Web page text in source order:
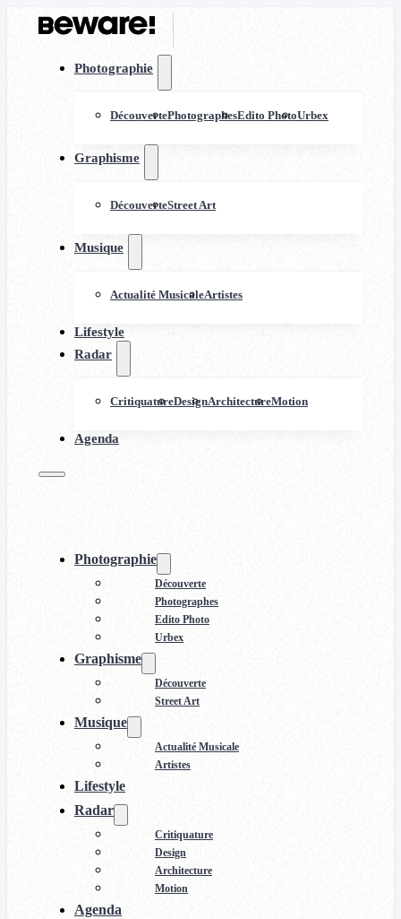
Photographie
DécouvertePhotographesEdito PhotoUrbex
Graphisme
DécouverteStreet Art
Musique
Actualité MusicaleArtistes
Lifestyle
Radar
CritiquatureDesignArchitectureMotion
Agenda
Photographie
Découverte
Photographes
Edito Photo
Urbex
Graphisme
Découverte
Street Art
Musique
Actualité Musicale
Artistes
Lifestyle
Radar
Critiquature
Design
Architecture
Motion
Agenda